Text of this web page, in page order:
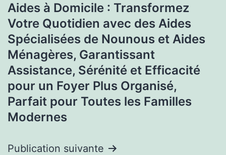
de
l’article
Aides à Domicile : Transformez
Votre Quotidien avec des Aides
Spécialisées de Nounous et Aides
Ménagères, Garantissant
Assistance, Sérénité et Efficacité
pour un Foyer Plus Organisé,
Parfait pour Toutes les Familles
Modernes
Publication suivante